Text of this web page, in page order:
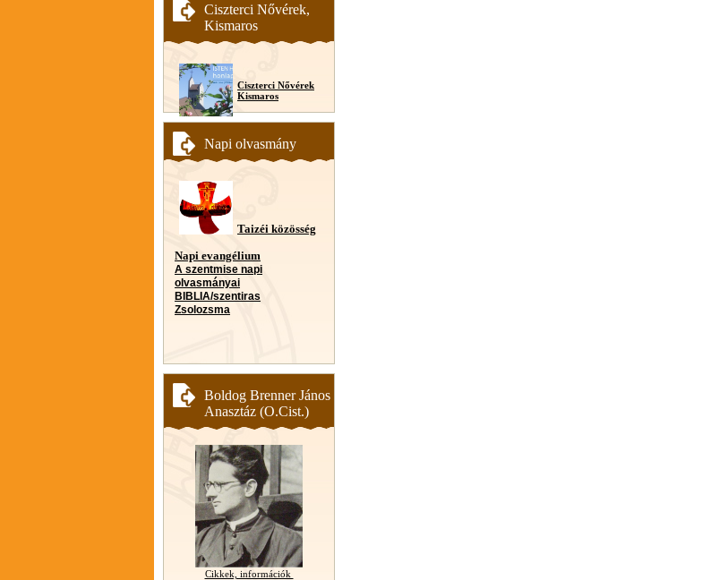
Ciszterci Nővérek,
Kismaros
Ciszterci Nővérek
Kismaros
Napi olvasmány
Taizéi közösség
Napi evangélium
A szentmise napi
olvasmányai
BIBLIA/szentiras
Zsolozsma
Boldog Brenner János
Anasztáz (O.Cist.)
Cikkek, információk